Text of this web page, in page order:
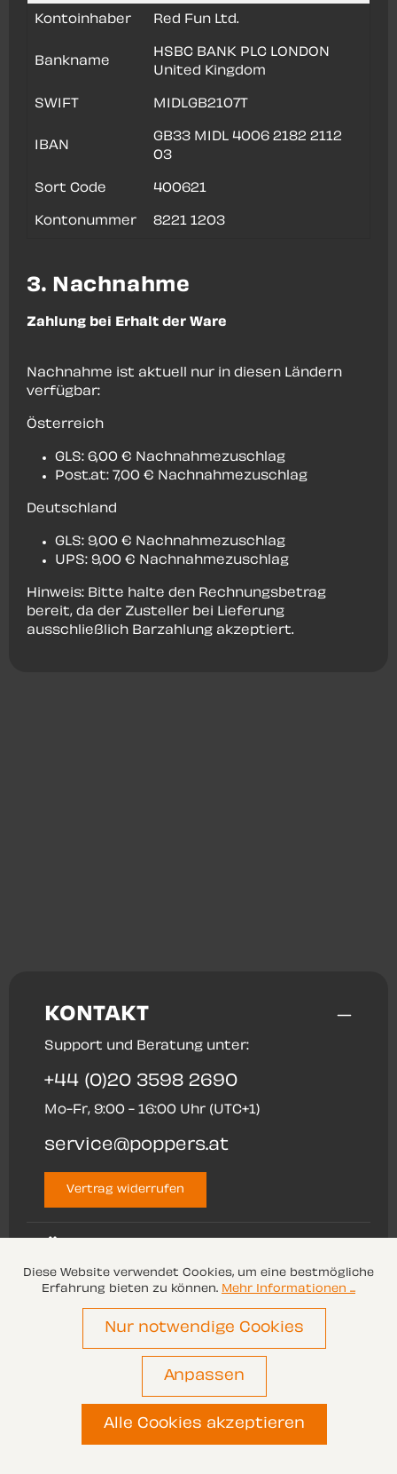
Kontoinhaber Red Fun Ltd.
Bankname
HSBC BANK PLC LONDON
United Kingdom
SWIFT MIDLGB2107T
IBAN
GB33 MIDL 4006 2182 2112
03
Sort Code 400621
Kontonummer 8221 1203
3. Nachnahme
Zahlung bei Erhalt der Ware
Nachnahme ist aktuell nur in diesen Ländern
verfügbar:
Österreich
GLS: 6,00 € Nachnahmezuschlag
Post.at: 7,00 € Nachnahmezuschlag
Deutschland
GLS: 9,00 € Nachnahmezuschlag
UPS: 9,00 € Nachnahmezuschlag
Hinweis: Bitte halte den Rechnungsbetrag
bereit, da der Zusteller bei Lieferung
ausschließlich Barzahlung akzeptiert.
KONTAKT
Support und Beratung unter:
+44 (0)20 3598 2690
Mo-Fr, 9:00 - 16:00 Uhr (UTC+1)
service@poppers.at
Vertrag widerrufen
Alle Preise inkl. gesetzl. Mehrwertsteuer zzgl.
und ggf. Nachnahmegebühren,
wenn nicht anders angegeben.
Diese Website verwendet Cookies, um eine bestmögliche
Erfahrung bieten zu können. Mehr Informationen ...
Nur notwendige Cookies
Anpassen
Alle Cookies akzeptieren